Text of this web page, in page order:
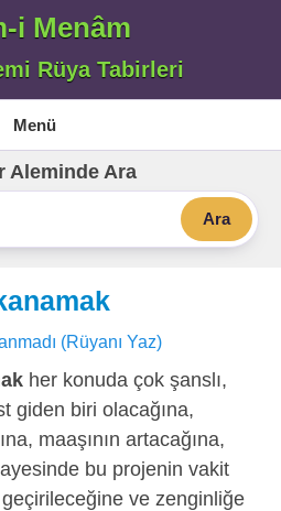
i Menâm
Rüya Tabirleri
Menü
Aleminde Ara
Ara
(Rüyanı Yaz)
her konuda çok şanslı,
giden biri olacağına,
maaşının artacağına,
bu projenin vakit
ve zenginliğe